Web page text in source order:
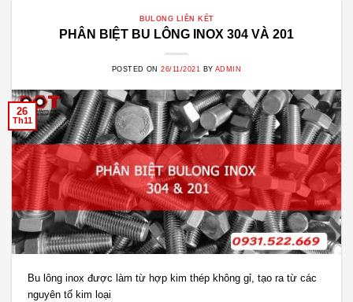
BULONG LIÊN KẾT
PHÂN BIỆT BU LÔNG INOX 304 VÀ 201
POSTED ON26/11/2021 BY ADMIN
26
Th11
Bu lông inox được làm từ hợp kim thép không gỉ, tạo ra từ các
nguyên tố kim loại